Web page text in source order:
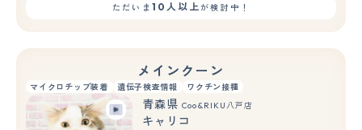
ただいま 10人以上が検討中！
メインクーン
マイクロチップ装着 遺伝子検査情報 ワクチン接種
青森県 Coo&RIKU八戸店
キャリコ